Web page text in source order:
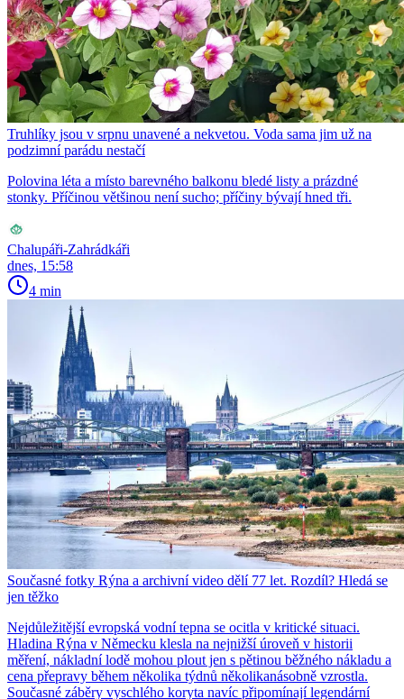
Truhlíky jsou v srpnu unavené a nekvetou. Voda sama jim už na
podzimní parádu nestačí
Polovina léta a místo barevného balkonu bledé listy a prázdné
stonky. Příčinou většinou není sucho; příčiny bývají hned tři.
Chalupáři-Zahrádkáři
dnes, 15:58
4 min
Současné fotky Rýna a archivní video dělí 77 let. Rozdíl? Hledá se
jen těžko
Nejdůležitější evropská vodní tepna se ocitla v kritické situaci.
Hladina Rýna v Německu klesla na nejnižší úroveň v historii
měření, nákladní lodě mohou plout jen s pětinou běžného nákladu a
cena přepravy během několika týdnů několikanásobně vzrostla.
Současné záběry vyschlého koryta navíc připomínají legendární